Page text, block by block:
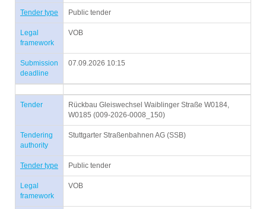
Tender type Public tender
Legal
framework
VOB
Submission
deadline
07.09.2026 10:15
Tender
Rückbau Gleiswechsel Waiblinger Straße W0184,
W0185 (009-2026-0008_150)
Tendering
authority
Stuttgarter Straßenbahnen AG (SSB)
Tender type Public tender
Legal
framework
VOB